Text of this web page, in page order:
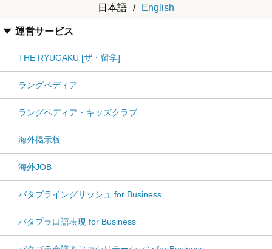
日本語 / English
運営サービス
THE RYUGAKU [ザ・留学]
ラングペディア
ラングペディア・キッズクラブ
海外掲示板
海外JOB
パタプライングリッシュ for Business
パタプラ口語表現 for Business